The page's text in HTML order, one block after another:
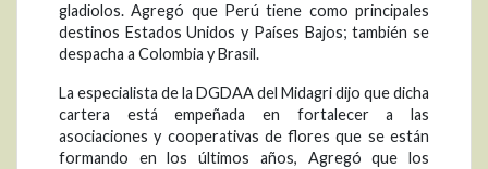
gladiolos. Agregó que Perú tiene como principales
destinos Estados Unidos y Países Bajos; también se
despacha a Colombia y Brasil.
La especialista de la DGDAA del Midagri dijo que dicha
cartera está empeñada en fortalecer a las
asociaciones y cooperativas de flores que se están
formando en los últimos años, Agregó que los